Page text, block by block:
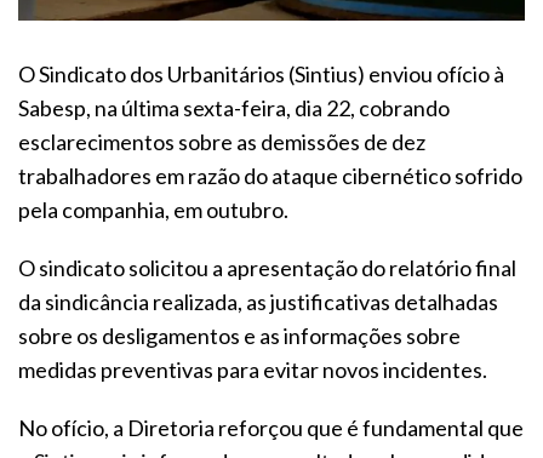
O Sindicato dos Urbanitários (Sintius) enviou ofício à
Sabesp, na última sexta-feira, dia 22, cobrando
esclarecimentos sobre as demissões de dez
trabalhadores em razão do ataque cibernético sofrido
pela companhia, em outubro.
O sindicato solicitou a apresentação do relatório final
da sindicância realizada, as justificativas detalhadas
sobre os desligamentos e as informações sobre
medidas preventivas para evitar novos incidentes.
No ofício, a Diretoria reforçou que é fundamental que